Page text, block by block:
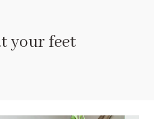
your feet